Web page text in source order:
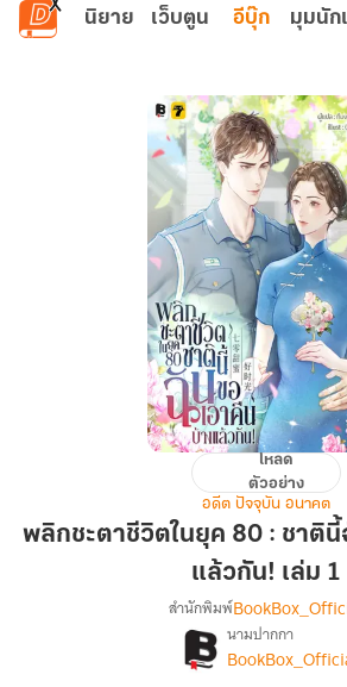
ข้ามไปยังเนื้อหาหลัก
นิยาย เว็บตูน อีบุ๊ก มุมนัก
ชีวิต
โหลด
ตัวอย่าง
อดีต ปัจจุบัน อนาคต
พลิกชะตาชีวิตในยุค 80 : ชาตินี้
แล้วกัน! เล่ม 1
เรื่อง[จบ]
พลิก
สำนักพิมพ์
นามปากกา